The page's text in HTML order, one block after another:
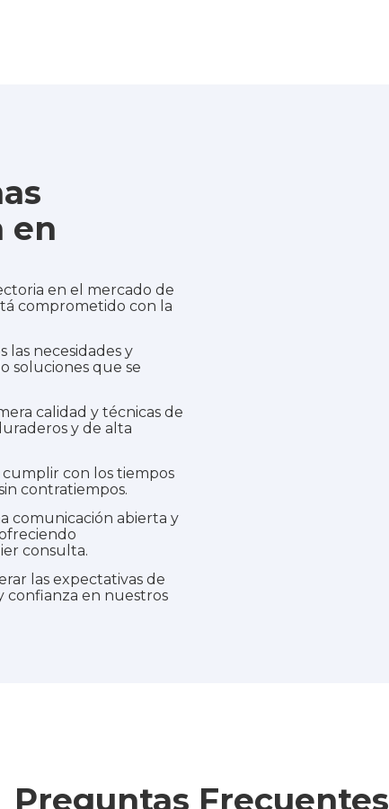
en
en el mercado de
comprometido con la
las necesidades y
soluciones que se
calidad y técnicas de
y de alta
con los tiempos
contratiempos.
comunicación abierta y
consulta.
las expectativas de
confianza en nuestros
Preguntas Frecuentes